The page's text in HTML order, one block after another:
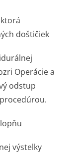
doštičiek
Operácie a
odstup
výstelky